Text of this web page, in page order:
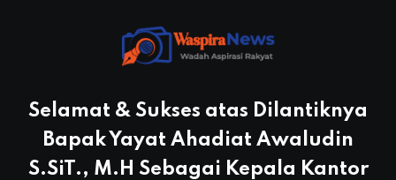
Selamat & Sukses atas Dilantiknya
Bapak Yayat Ahadiat Awaludin
S.SiT., M.H Sebagai Kepala Kantor